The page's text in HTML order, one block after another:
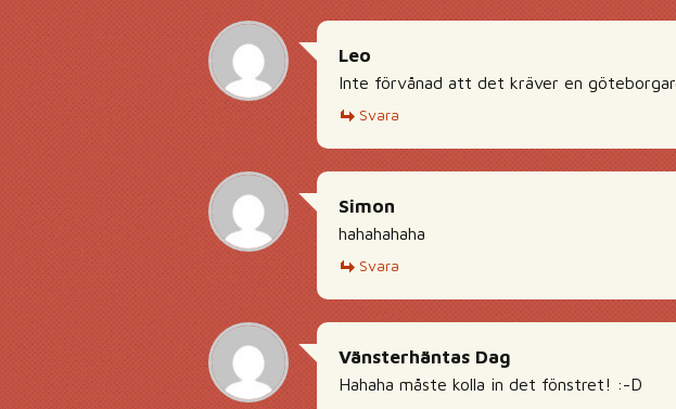
Leo
Inte förvånad att det kräver en
Svara
Simon
hahahahaha
Svara
Vänsterhäntas Dag
Hahaha måste kolla in det fönstret! :-D